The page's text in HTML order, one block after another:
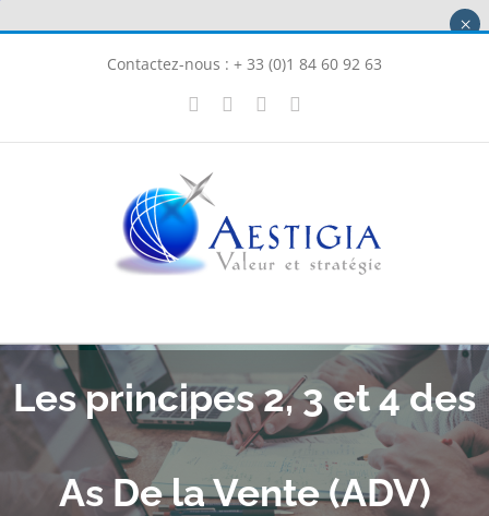
Contactez-nous : + 33 (0)1 84 60 92 63
LinkedInInstagram
Les principes 2, 3 et 4 des
As De la Vente (ADV)
×